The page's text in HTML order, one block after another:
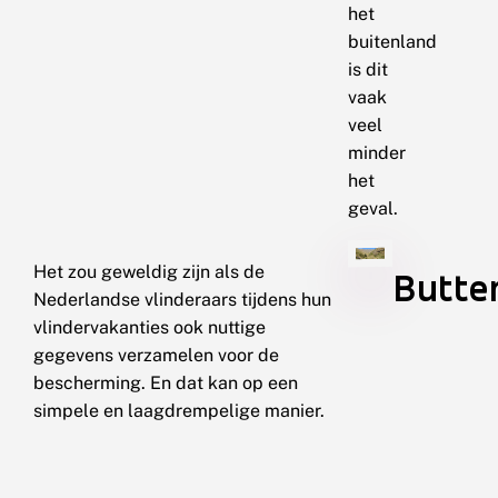
het
buitenland
is dit
vaak
veel
minder
het
geval.
Het zou geweldig zijn als de
Nederlandse vlinderaars tijdens hun
vlindervakanties ook nuttige
gegevens verzamelen voor de
bescherming. En dat kan op een
simpele en laagdrempelige manier.